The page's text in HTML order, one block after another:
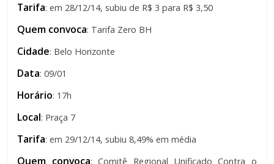
Tarifa: em 28/12/14, subiu de R$ 3 para R$ 3,50
Quem convoca: Tarifa Zero BH
Cidade: Belo Horizonte
Data: 09/01
Horário: 17h
Local: Praça 7
Tarifa: em 29/12/14, subiu 8,49% em média
Quem convoca: Comitê Regional Unificado Contra o